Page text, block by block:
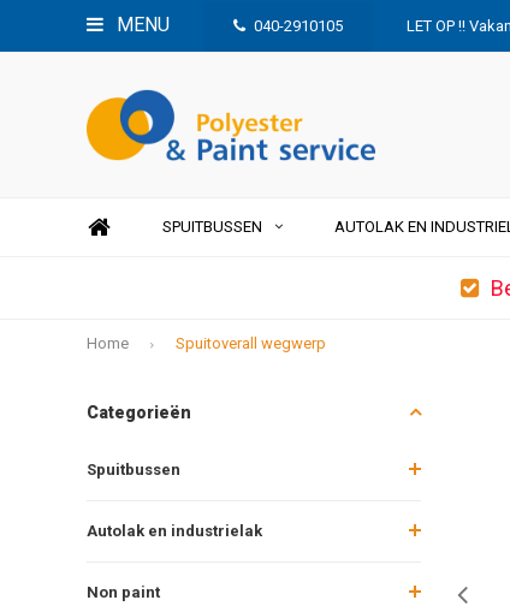
MENU 040-2910105 LET OP !!
SPUITBUSSEN AUTOLAK EN
Home Spuitoverall wegwerp
Categorieën
Spuitbussen
Autolak en industrielak
Non paint